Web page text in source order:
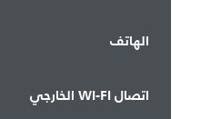
الهاتف
اتصال WI-FI الخارجي